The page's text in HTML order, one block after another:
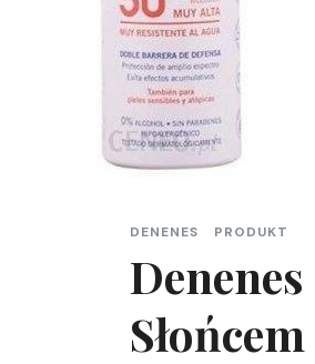
DENENES PRODUKT